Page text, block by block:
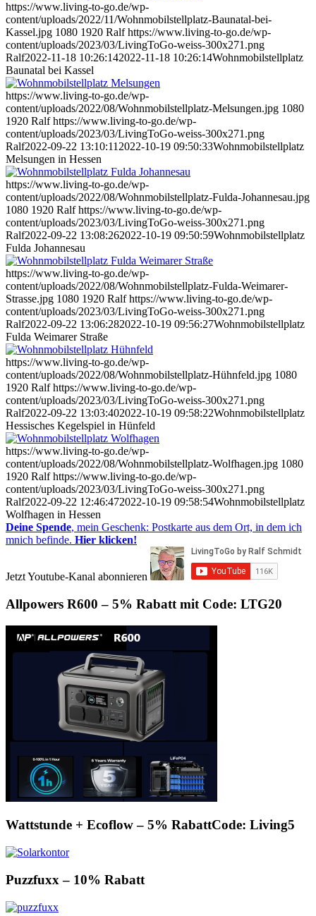
https://www.living-to-go.de/wp-
content/uploads/2022/11/Wohnmobilstellplatz-Baunatal-bei-
Kassel.jpg 1080 1920 Ralf https://www.living-to-go.de/wp-
content/uploads/2023/03/LivingToGo-weiss-300x271.png
Ralf2022-11-18 10:26:142022-11-18 10:26:14Wohnmobilstellplatz
Baunatal bei Kassel
https://www.living-to-go.de/wp-
content/uploads/2022/08/Wohnmobilstellplatz-Melsungen.jpg 1080
1920 Ralf https://www.living-to-go.de/wp-
content/uploads/2023/03/LivingToGo-weiss-300x271.png
Ralf2022-09-22 13:10:11 2022-10-19 09:50:33Wohnmobilstellplatz
Melsungen in Hessen
https://www.living-to-go.de/wp-
content/uploads/2022/08/Wohnmobilstellplatz-Fulda-Johannesau.jpg
1080 1920 Ralf https://www.living-to-go.de/wp-
content/uploads/2023/03/LivingToGo-weiss-300x271.png
Ralf2022-09-22 13:08:262022-10-19 09:50:59Wohnmobilstellplatz
Fulda Johannesau
https://www.living-to-go.de/wp-
content/uploads/2022/08/Wohnmobilstellplatz-Fulda-Weimarer-
Strasse.jpg 1080 1920 Ralf https://www.living-to-go.de/wp-
content/uploads/2023/03/LivingToGo-weiss-300x271.png
Ralf2022-09-22 13:06:282022-10-19 09:56:27Wohnmobilstellplatz
Fulda Weimarer Straße
https://www.living-to-go.de/wp-
content/uploads/2022/08/Wohnmobilstellplatz-Hühnfeld.jpg 1080
1920 Ralf https://www.living-to-go.de/wp-
content/uploads/2023/03/LivingToGo-weiss-300x271.png
Ralf2022-09-22 13:03:402022-10-19 09:58:22Wohnmobilstellplatz
Hessisches Kegelspiel in Hünfeld
https://www.living-to-go.de/wp-
content/uploads/2022/08/Wohnmobilstellplatz-Wolfhagen.jpg 1080
1920 Ralf https://www.living-to-go.de/wp-
content/uploads/2023/03/LivingToGo-weiss-300x271.png
Ralf2022-09-22 12:46:472022-10-19 09:58:54Wohnmobilstellplatz
Wolfhagen in Hessen
Deine Spende, mein Geschenk: Postkarte aus dem Ort, in dem ich
mnich befinde. Hier klicken!
Jetzt Youtube-Kanal abonnieren
Allpowers R600 – 5% Rabatt mit Code: LTG20
Wattstunde + Ecoflow – 5% RabattCode: Living5
Puzzfuxx – 10% Rabatt